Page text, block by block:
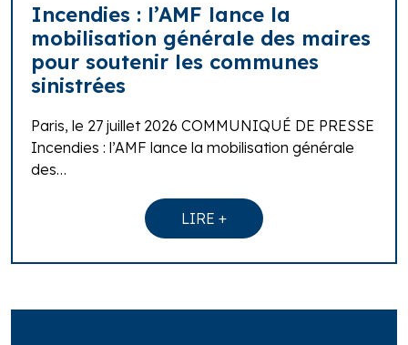
Incendies : l’AMF lance la
mobilisation générale des maires
pour soutenir les communes
sinistrées
Paris, le 27 juillet 2026 COMMUNIQUÉ DE PRESSE
Incendies : l’AMF lance la mobilisation générale
des…
LIRE +